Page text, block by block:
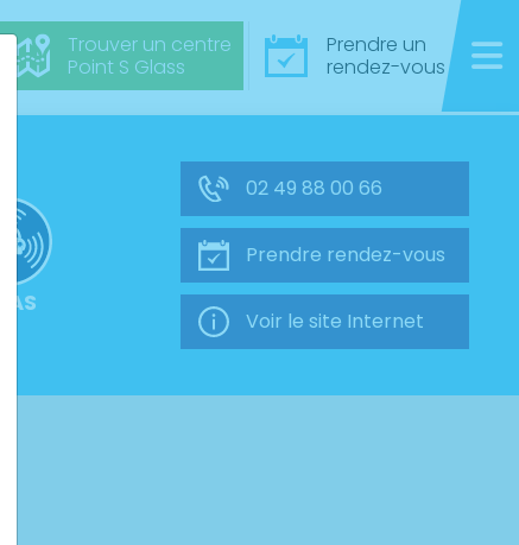
Trouver un centre
Point S Glass
Prendre un
rendez-vous
02 49 88 00 66
Prendre rendez-vous
Voir le site Internet